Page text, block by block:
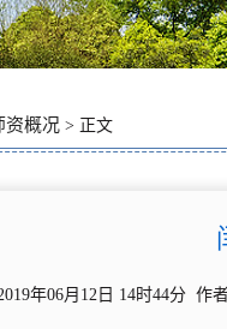
资概况 > 正文
年06月12日 14时44分